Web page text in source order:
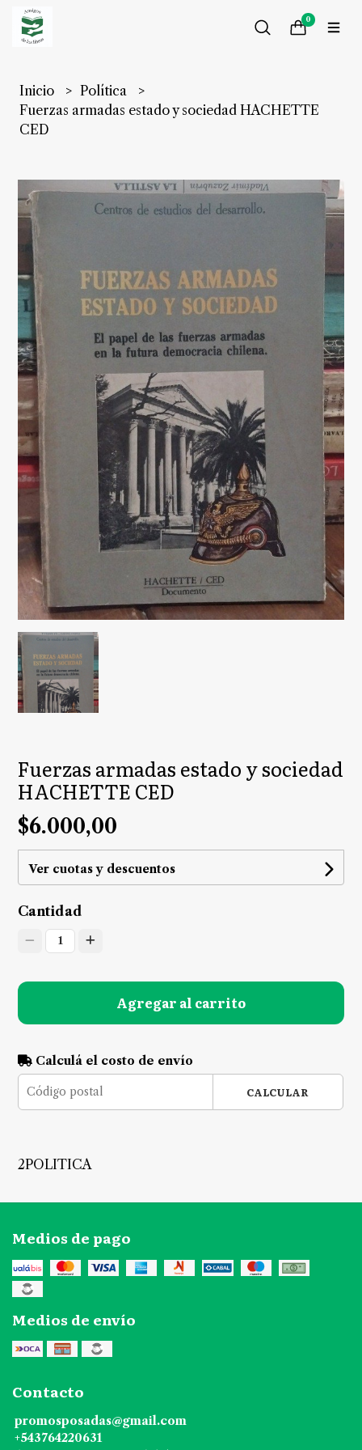
0
Inicio
Política
Fuerzas armadas estado y sociedad HACHETTE
CED
Fuerzas armadas estado y sociedad
HACHETTE CED
$6.000,00
Ver cuotas y descuentos
Cantidad
1
Agregar al carrito
Calculá el costo de envío
CALCULAR
2POLITICA
Medios de pago
Medios de envío
Contacto
promosposadas@gmail.com
+543764220631